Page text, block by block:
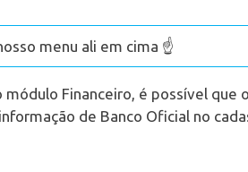
menu ali em cima ☝️
Financeiro, é possível que
de Banco Oficial no